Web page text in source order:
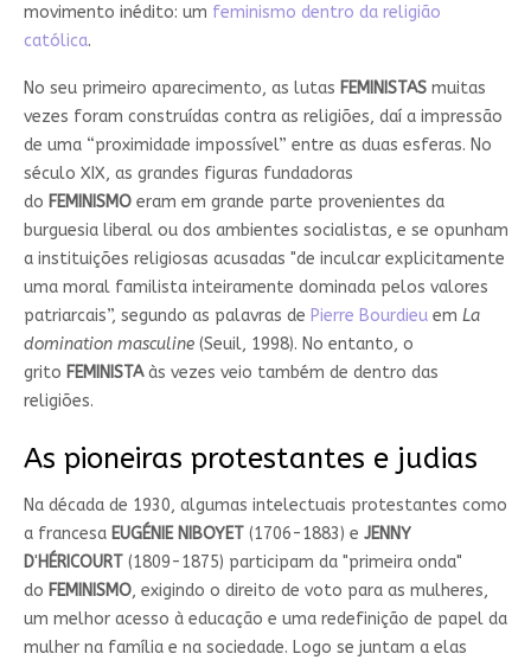
movimento inédito: um feminismo dentro da religião
católica.
No seu primeiro aparecimento, as lutas FEMINISTASmuitas
vezes foram construídas contra as religiões, daí a impressão
de uma “proximidade impossível” entre as duas esferas. No
século XIX, as grandes figuras fundadoras
do FEMINISMOeram em grande parte provenientes da
burguesia liberal ou dos ambientes socialistas, e se opunham
a instituições religiosas acusadas "de inculcar explicitamente
uma moral familista inteiramente dominada pelos valores
patriarcais”, segundo as palavras de Pierre Bourdieuem La
domination masculine(Seuil, 1998). No entanto, o
grito FEMINISTAàs vezes veio também de dentro das
religiões.
As pioneiras protestantes e judias
Na década de 1930, algumas intelectuais protestantes como
a francesa EUGÉNIE NIBOYET(1706-1883) e JENNY
D'HÉRICOURT(1809-1875) participam da "primeira onda"
do FEMINISMO, exigindo o direito de voto para as mulheres,
um melhor acesso à educação e uma redefinição de papel da
mulher na família e na sociedade. Logo se juntam a elas